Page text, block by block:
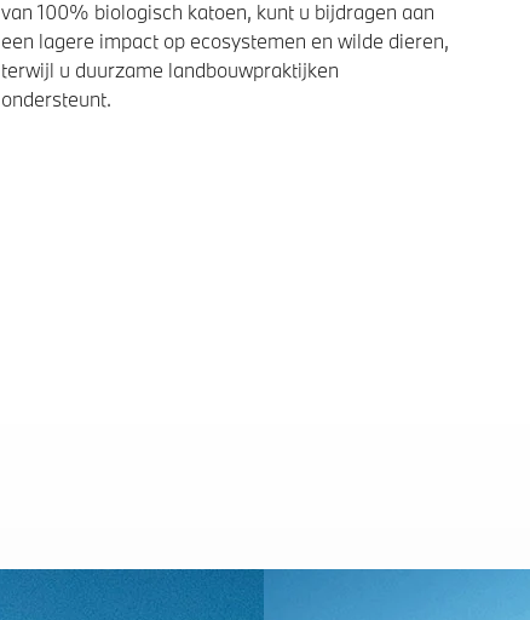
van 100% biologisch katoen, kunt u bijdragen aan
een lagere impact op ecosystemen en wilde dieren,
terwijl u duurzame landbouwpraktijken
ondersteunt.